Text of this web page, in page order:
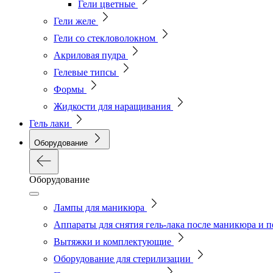
Гели цветные
Гели желе
Гели со стекловолокном
Акриловая пудра
Гелевые типсы
Формы
Жидкости для наращивания
Гель лаки
Оборудование
Оборудование
Лампы для маникюра
Аппараты для снятия гель-лака после маникюра и
Вытяжки и комплектующие
Оборудование для стерилизации